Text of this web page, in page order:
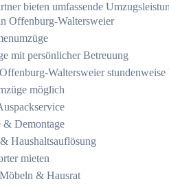
bieten umfassende
Offenburg-Waltersweier
mit persönlicher Betreuung
Waltersweier stundenweise
möglich
& Demontage
Haushaltsauflösung
mieten
& Hausrat